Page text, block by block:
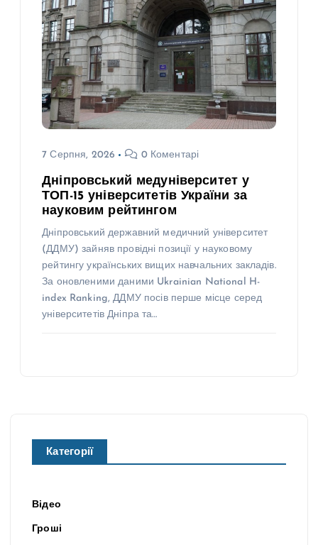
7 Серпня, 2026 0 Коментарі
Дніпровський медуніверситет у
ТОП-15 університетів України за
науковим рейтингом
Дніпровський державний медичний університет
(ДДМУ) зайняв провідні позиції у науковому
рейтингу українських вищих навчальних закладів.
За оновленими даними Ukrainian National H-
index Ranking, ДДМУ посів перше місце серед
університетів Дніпра та…
Категорії
Відео
Гроші